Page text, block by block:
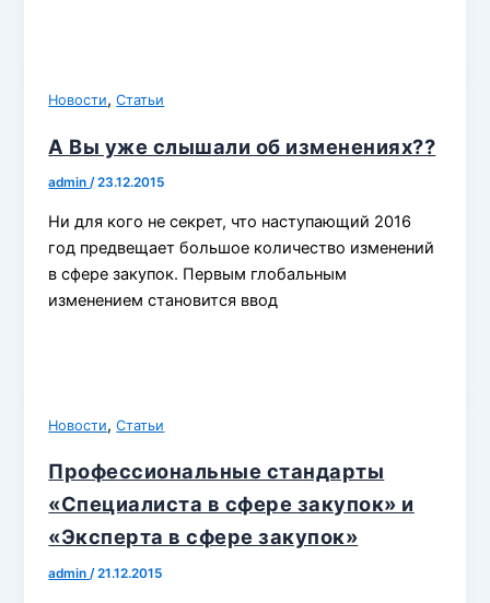
Новости,Статьи
А Вы уже слышали об изменениях??
admin/23.12.2015
Ни для кого не секрет, что наступающий 2016
год предвещает большое количество изменений
в сфере закупок. Первым глобальным
изменением становится ввод
Новости,Статьи
Профессиональные стандарты
«Специалиста в сфере закупок» и
«Эксперта в сфере закупок»
admin /21.12.2015